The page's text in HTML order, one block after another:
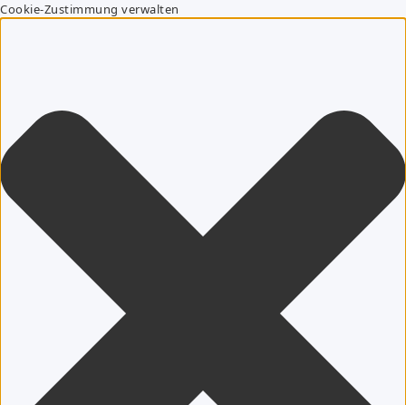
Cookie-Zustimmung verwalten